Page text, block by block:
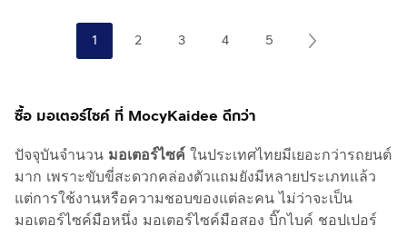
1 2 3 4 5
ซื้อ มอเตอร์ไซค์ ที่ MocyKaidee ดีกว่า
ปัจจุบันจำนวน มอเตอร์ไซค์ ในประเทศไทยมีเยอะกว่ารถยนต์
มาก เพราะขับขี่สะดวกคล่องตัวแถมยังมีหลายประเภทแล้ว
แต่การใช้งานหรือความชอบของแต่ละคน ไม่ว่าจะเป็น
มอเตอร์ไซค์มือหนึ่ง มอเตอร์ไซค์มือสอง บิ๊กไบค์ ชอปเปอร์